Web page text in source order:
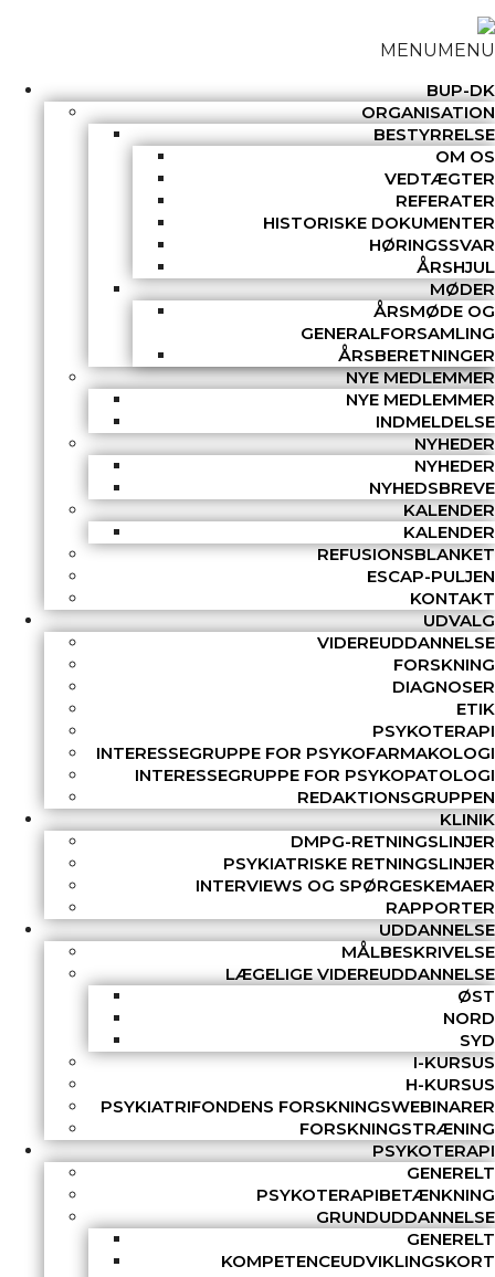
MENUMENU
BUP-DK
ORGANISATION
BESTYRRELSE
OM OS
VEDTÆGTER
REFERATER
HISTORISKE DOKUMENTER
HØRINGSSVAR
ÅRSHJUL
MØDER
ÅRSMØDE OG
GENERALFORSAMLING
ÅRSBERETNINGER
NYE MEDLEMMER
NYE MEDLEMMER
INDMELDELSE
NYHEDER
NYHEDER
NYHEDSBREVE
KALENDER
KALENDER
REFUSIONSBLANKET
ESCAP-PULJEN
KONTAKT
UDVALG
VIDEREUDDANNELSE
FORSKNING
DIAGNOSER
ETIK
PSYKOTERAPI
INTERESSEGRUPPE FOR PSYKOFARMAKOLOGI
INTERESSEGRUPPE FOR PSYKOPATOLOGI
REDAKTIONSGRUPPEN
KLINIK
DMPG-RETNINGSLINJER
PSYKIATRISKE RETNINGSLINJER
INTERVIEWS OG SPØRGESKEMAER
RAPPORTER
UDDANNELSE
MÅLBESKRIVELSE
LÆGELIGE VIDEREUDDANNELSE
ØST
NORD
SYD
I-KURSUS
H-KURSUS
PSYKIATRIFONDENS FORSKNINGSWEBINARER
FORSKNINGSTRÆNING
PSYKOTERAPI
GENERELT
PSYKOTERAPIBETÆNKNING
GRUNDUDDANNELSE
GENERELT
KOMPETENCEUDVIKLINGSKORT